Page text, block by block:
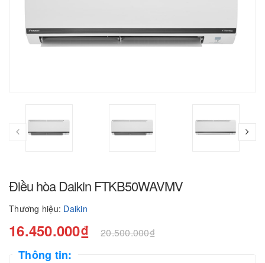
Điều hòa Daikin FTKB50WAVMV
Thương hiệu: Daikin
16.450.000₫ 20.500.000₫
Thông tin: